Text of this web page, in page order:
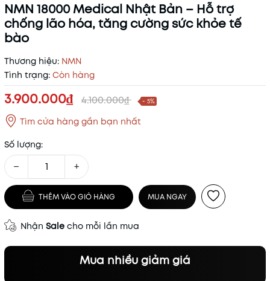
NMN 18000 Medical Nhật Bản – Hỗ trợ
chống lão hóa, tăng cường sức khỏe tế
bào
Thương hiệu: NMN
Tình trạng: Còn hàng
3.900.000₫ 4.100.000₫ - 5%
Tìm cửa hàng gần bạn nhất
Số lượng:
− +
THÊM VÀO GIỎ HÀNG MUA NGAY
Nhận Sale cho mỗi lần mua
Mua nhiều giảm giá